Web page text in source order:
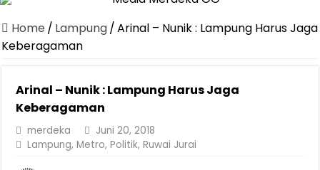
Canangkan Desa TAPIS dan Luncurkan Sekolah Lansia di
Pemprov Lampung Berhasil Kendalikan Inflasi, Jadi Provinsi
Dirut Jasa Raharja Dampingi Wamenhub Tinjau Penanganan
Pastikan Pelayanan Maksimal, Direksi Jasa Raharja Tinjau Korban
Dirut Jasa Raharja Dampingi Wamenhub Tinjau Penanganan
Home / Lampung/Arinal – Nunik : Lampung Harus Jaga
Keberagaman
Arinal – Nunik : Lampung Harus Jaga
Keberagaman
merdeka
Juni 20, 2018
Lampung,Metro,Politik,Ruwai Jurai